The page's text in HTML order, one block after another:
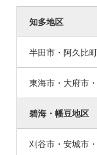
知多地区
半田市・阿久比
東海市・大府市
碧海・幡豆地区
刈谷市・安城市